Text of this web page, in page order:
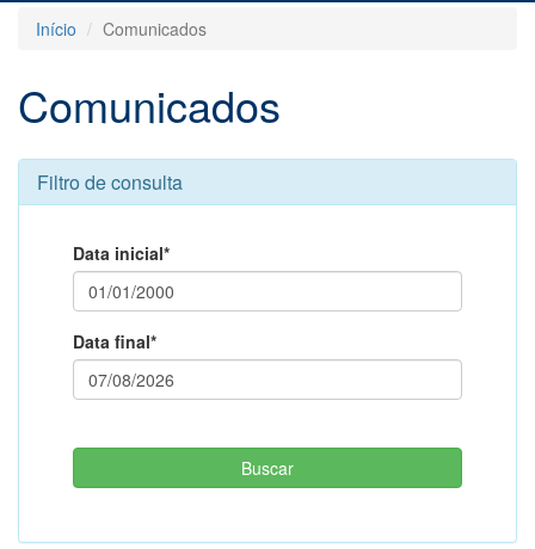
Início
Comunicados
Comunicados
Filtro de consulta
Data inicial*
Data final*